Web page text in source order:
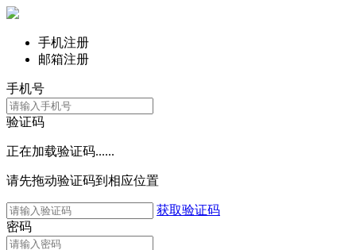
手机注册
邮箱注册
手机号
验证码
正在加载验证码......
请先拖动验证码到相应位置
获取验证码
密码